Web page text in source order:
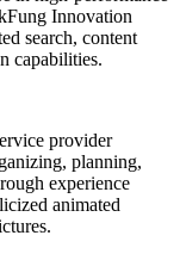
Innovation
search, content
capabilities.
provider
planning,
experience
animated